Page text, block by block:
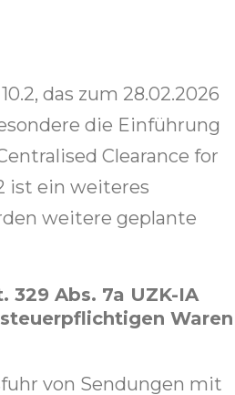
das zum 28.02.2026
die Einführung
Clearance for
ist ein weiteres
weitere geplante
329 Abs. 7a UZK-IA
Waren
von Sendungen mit